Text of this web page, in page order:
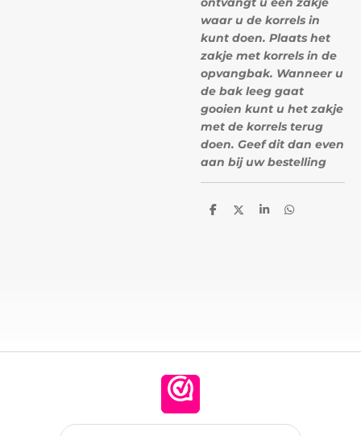
waar u de korrels in
kunt doen. Plaats het
zakje met korrels in de
opvangbak. Wanneer u
de bak leeg gaat
gooien kunt u het zakje
met de korrels terug
doen. Geef dit dan even
aan bij uw bestelling
D
D
S
D